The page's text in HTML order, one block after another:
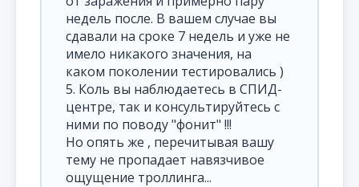
недель после. В вашем случае вы
сдавали на сроке 7 недель и уже не
имело никакого значения, на
каком поколении тестировались )
5. Коль вы наблюдаетесь в СПИД-
центре, так и консультируйтесь с
ними по поводу "фонит" !!!
Но опять же , перечитывая вашу
тему не пропадает навязчивое
ощущение троллинга...